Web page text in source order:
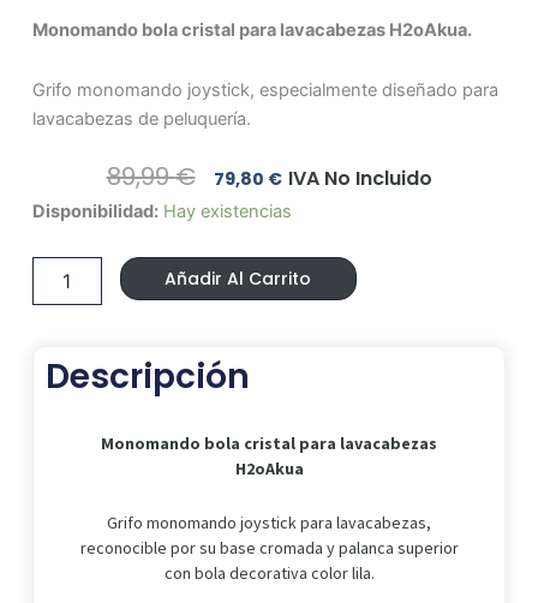
Monomando bola cristal para lavacabezas H2oAkua.
Grifo monomando joystick, especialmente diseñado para
lavacabezas de peluquería.
89,99€ El
Precio
Original
Era:
89,99 €.
79,80 €El
Precio
Actual
Es:
79,80 €.
IVA No Incluido
Disponibilidad: Hay existencias
Monomando
cristal
para
lavacabezas
Añadir Al Carrito
Descripción
Monomando bola cristal para lavacabezas
H2oAkua
Grifo monomando joystick para lavacabezas,
reconocible por su base cromada y palanca superior
con bola decorativa color lila.